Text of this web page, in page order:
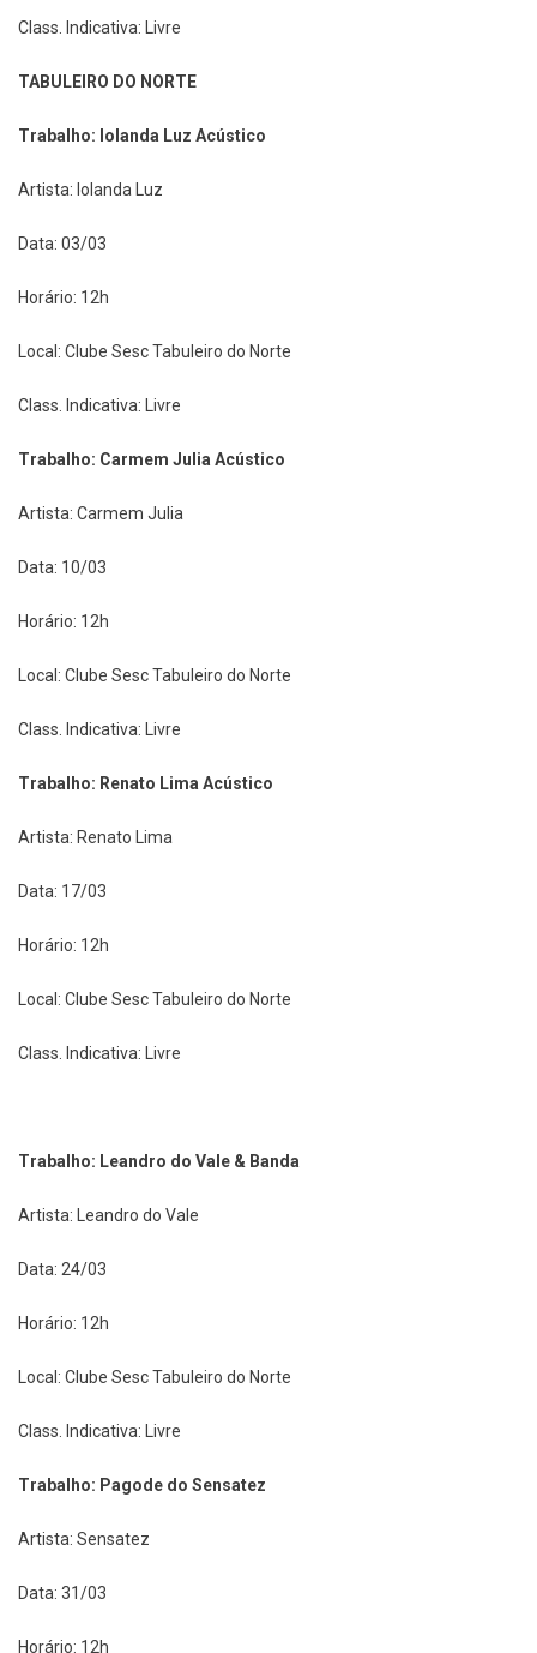
Class. Indicativa: Livre
TABULEIRO DO NORTE
Trabalho: Iolanda Luz Acústico
Artista: Iolanda Luz
Data: 03/03
Horário: 12h
Local: Clube Sesc Tabuleiro do Norte
Class. Indicativa: Livre
Trabalho: Carmem Julia Acústico
Artista: Carmem Julia
Data: 10/03
Horário: 12h
Local: Clube Sesc Tabuleiro do Norte
Class. Indicativa: Livre
Trabalho: Renato Lima Acústico
Artista: Renato Lima
Data: 17/03
Horário: 12h
Local: Clube Sesc Tabuleiro do Norte
Class. Indicativa: Livre
Trabalho: Leandro do Vale & Banda
Artista: Leandro do Vale
Data: 24/03
Horário: 12h
Local: Clube Sesc Tabuleiro do Norte
Class. Indicativa: Livre
Trabalho: Pagode do Sensatez
Artista: Sensatez
Data: 31/03
Horário: 12h